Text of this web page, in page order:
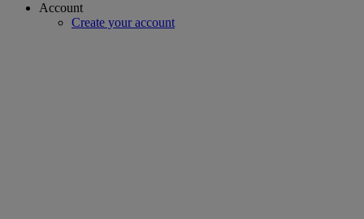
Account
Create your account